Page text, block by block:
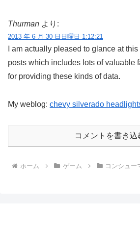
Thurman より:
2013 年 6 月 30 日日曜日 1:12:21
I am actually pleased to glance at
posts which includes lots of valuable
for providing these kinds of data.
My weblog: chevy silverado
コメントを書き込
ホーム ゲーム コンシュー